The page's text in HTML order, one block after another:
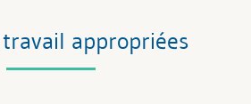
appropriées